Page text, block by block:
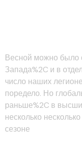
Весной можно было
Запада%2C и в
число наших
поредело. Но
раньше%2C в
несколько
сезоне